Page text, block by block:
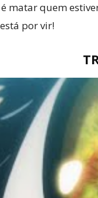
matar quem
por vir!